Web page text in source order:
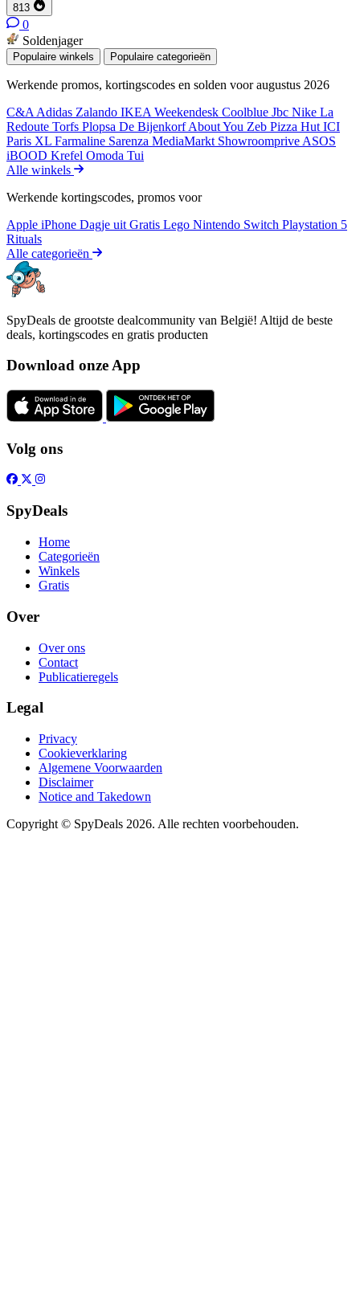
813
0
Soldenjager
Populaire winkels Populaire categorieën
Werkende promos, kortingscodes en solden voor augustus 2026
C&A Adidas Zalando IKEA Weekendesk Coolblue Jbc Nike La
Redoute Torfs Plopsa De BijenkorfAbout You Zeb Pizza Hut ICI
Paris XL Farmaline Sarenza MediaMarkt Showroomprive ASOS
iBOOD Krefel Omoda Tui
Alle winkels
Werkende kortingscodes, promos voor
Apple iPhone Dagje uit Gratis Lego Nintendo Switch Playstation 5
Rituals
Alle categorieën
SpyDeals de grootste dealcommunity van België! Altijd de beste
deals, kortingscodes en gratis producten
Download onze App
Volg ons
SpyDeals
Home
Categorieën
Winkels
Gratis
Over
Over ons
Contact
Publicatieregels
Legal
Privacy
Cookieverklaring
Algemene Voorwaarden
Disclaimer
Notice and Takedown
Copyright © SpyDeals 2026. Alle rechten voorbehouden.